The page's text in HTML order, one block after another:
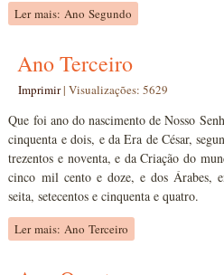
Ler mais: Ano Segundo
Ano Terceiro
Imprimir|Visualizações: 5629
Que foi ano do nascimento de Nosso
cinquenta e dois, e da Era de César,
trezentos e noventa, e da Criação do
cinco mil cento e doze, e dos Árabes,
seita, setecentos e cinquenta e quatro.
Ler mais: Ano Terceiro